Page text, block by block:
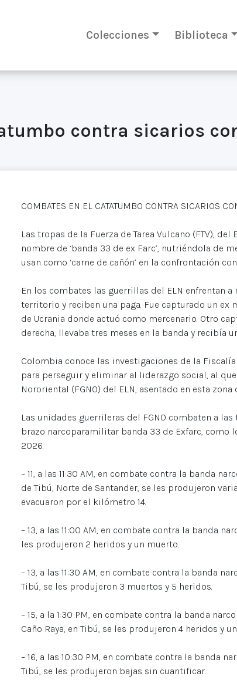
Colecciones Biblioteca
contra sicarios
COMBATES EN EL CATATUMBO CONTRA SICARIOS
Las tropas de la Fuerza de Tarea Vulcano (FTV),
nombre de ‘banda 33 de ex Farc’, nutriéndola de
usan como ‘carne de cañón’ en la confrontación
En los combates las guerrillas del ELN enfrentan
territorio y reciben una paga. Fue capturado un
de Ucrania donde actuó como mercenario. Otro
derecha, llevaba tres meses en la banda y recibía
Colombia conoce las investigaciones de la
para perseguir y eliminar al liderazgo social, al
Nororiental (FGNO) del ELN, asentado en esta
Las unidades guerrileras del FGNO combaten a
brazo narcoparamilitar banda 33 de Exfarc, como
2026.
– 11, a las 11:30 AM, en combate contra la banda
de Tibú, Norte de Santander, se les produjeron
evacuaron por el kilómetro 14.
– 13, a las 11:00 AM, en combate contra la banda
les produjeron 2 heridos y un muerto.
– 13, a las 11:30 AM, en combate contra la banda
Tibú, se les produjeron 3 muertos y 5 heridos.
– 15, a la 1:30 PM, en combate contra la banda
Caño Raya, en Tibú, se les produjeron 4 heridos y
– 16, a las 10:30 PM, en combate contra la banda
Tibú, se les produjeron bajas sin cuantificar.